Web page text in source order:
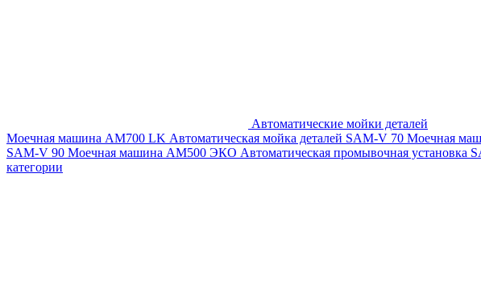
Автоматические мойки деталей
Моечная машина AM700 LK Автоматическая мойка деталей SAM-V 70 Моечная
SAM-V 90 Моечная машина АМ500 ЭКО Автоматическая промывочная установка
категории